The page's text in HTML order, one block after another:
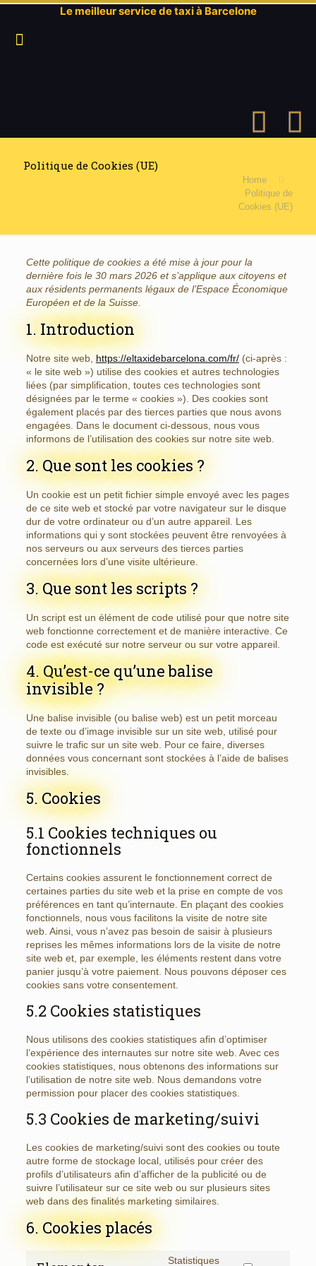
Le meilleur service de taxi à Barcelone
Politique de Cookies (UE)
Home
Politique de
Cookies (UE)
Cette politique de cookies a été mise à jour pour la
dernière fois le 30 mars 2026 et s’applique aux citoyens et
aux résidents permanents légaux de l’Espace Économique
Européen et de la Suisse.
1. Introduction
Notre site web, https://eltaxidebarcelona.com/fr/(ci-après :
« le site web ») utilise des cookies et autres technologies
liées (par simplification, toutes ces technologies sont
désignées par le terme « cookies »). Des cookies sont
également placés par des tierces parties que nous avons
engagées. Dans le document ci-dessous, nous vous
informons de l’utilisation des cookies sur notre site web.
2. Que sont les cookies ?
Un cookie est un petit fichier simple envoyé avec les pages
de ce site web et stocké par votre navigateur sur le disque
dur de votre ordinateur ou d’un autre appareil. Les
informations qui y sont stockées peuvent être renvoyées à
nos serveurs ou aux serveurs des tierces parties
concernées lors d’une visite ultérieure.
3. Que sont les scripts ?
Un script est un élément de code utilisé pour que notre site
web fonctionne correctement et de manière interactive. Ce
code est exécuté sur notre serveur ou sur votre appareil.
4. Qu’est-ce qu’une balise
invisible ?
Une balise invisible (ou balise web) est un petit morceau
de texte ou d’image invisible sur un site web, utilisé pour
suivre le trafic sur un site web. Pour ce faire, diverses
données vous concernant sont stockées à l’aide de balises
invisibles.
5. Cookies
5.1 Cookies techniques ou
fonctionnels
Certains cookies assurent le fonctionnement correct de
certaines parties du site web et la prise en compte de vos
préférences en tant qu’internaute. En plaçant des cookies
fonctionnels, nous vous facilitons la visite de notre site
web. Ainsi, vous n’avez pas besoin de saisir à plusieurs
reprises les mêmes informations lors de la visite de notre
site web et, par exemple, les éléments restent dans votre
panier jusqu’à votre paiement. Nous pouvons déposer ces
cookies sans votre consentement.
5.2 Cookies statistiques
Nous utilisons des cookies statistiques afin d’optimiser
l’expérience des internautes sur notre site web. Avec ces
cookies statistiques, nous obtenons des informations sur
l’utilisation de notre site web. Nous demandons votre
permission pour placer des cookies statistiques.
5.3 Cookies de marketing/suivi
Les cookies de marketing/suivi sont des cookies ou toute
autre forme de stockage local, utilisés pour créer des
profils d’utilisateurs afin d’afficher de la publicité ou de
suivre l’utilisateur sur ce site web ou sur plusieurs sites
web dans des finalités marketing similaires.
6. Cookies placés
Statistiques